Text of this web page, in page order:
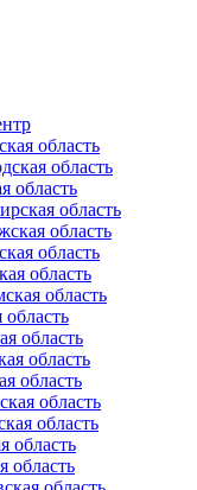
область
область
область
область
область
область
область
область
область
область
область
область
область
область
область
область